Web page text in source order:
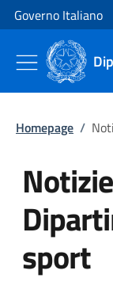
Vai al contenuto
Vai alla navigazione
Governo Italiano
Homepage /
sport